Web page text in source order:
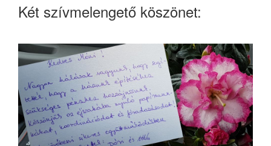
Két szívmelengető köszönet: